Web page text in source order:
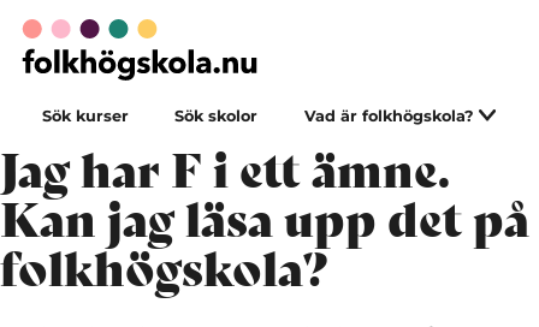
Sök kurser Sök skolor Vad är folkhögskola?
Jag har F i ett ämne.
Kan jag läsa upp det på
folkhögskola?